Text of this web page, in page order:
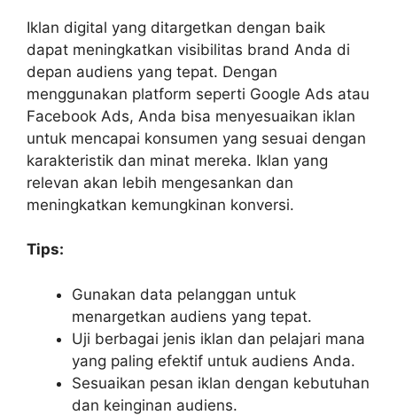
Iklan digital yang ditargetkan dengan baik
dapat meningkatkan visibilitas brand Anda di
depan audiens yang tepat. Dengan
menggunakan platform seperti Google Ads atau
Facebook Ads, Anda bisa menyesuaikan iklan
untuk mencapai konsumen yang sesuai dengan
karakteristik dan minat mereka. Iklan yang
relevan akan lebih mengesankan dan
meningkatkan kemungkinan konversi.
Tips:
Gunakan data pelanggan untuk
menargetkan audiens yang tepat.
Uji berbagai jenis iklan dan pelajari mana
yang paling efektif untuk audiens Anda.
Sesuaikan pesan iklan dengan kebutuhan
dan keinginan audiens.